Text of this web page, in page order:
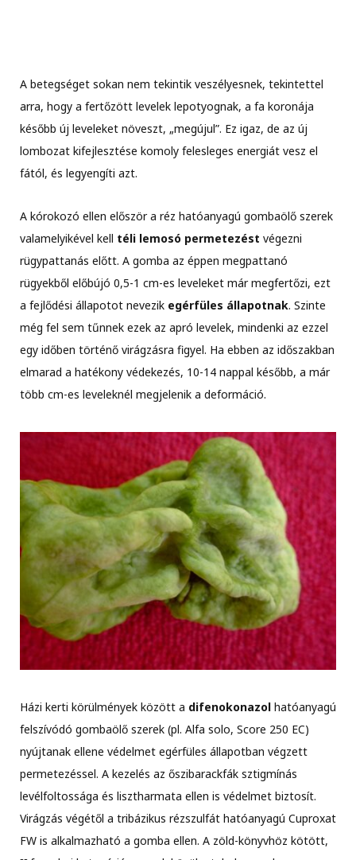
A betegséget sokan nem tekintik veszélyesnek, tekintettel
arra, hogy a fertőzött levelek lepotyognak, a fa koronája
később új leveleket növeszt, „megújul”. Ez igaz, de az új
lombozat kifejlesztése komoly felesleges energiát vesz el
fától, és legyengíti azt.
A kórokozó ellen először a réz hatóanyagú gombaölő szerek
valamelyikével kell téli lemosó permetezést végezni
rügypattanás előtt. A gomba az éppen megpattanó
rügyekből előbújó 0,5-1 cm-es leveleket már megfertőzi, ezt
a fejlődési állapotot nevezik egérfüles állapotnak. Szinte
még fel sem tűnnek ezek az apró levelek, mindenki az ezzel
egy időben történő virágzásra figyel. Ha ebben az időszakban
elmarad a hatékony védekezés, 10-14 nappal később, a már
több cm-es leveleknél megjelenik a deformáció.
Házi kerti körülmények között a difenokonazol hatóanyagú
felszívódó gombaölő szerek (pl. Alfa solo, Score 250 EC)
nyújtanak ellene védelmet egérfüles állapotban végzett
permetezéssel. A kezelés az őszibarackfák sztigmínás
levélfoltossága és lisztharmata ellen is védelmet biztosít.
Virágzás végétől a tribázikus rézszulfát hatóanyagú Cuproxat
FW is alkalmazható a gomba ellen. A zöld-könyvhöz kötött,